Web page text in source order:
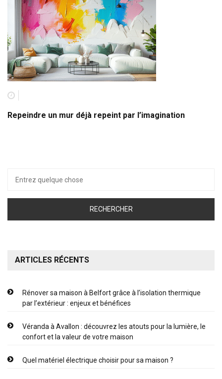
Repeindre un mur déjà repeint par l’imagination
pour :
ARTICLES RÉCENTS
Rénover sa maison à Belfort grâce à l’isolation thermique
par l’extérieur : enjeux et bénéfices
Véranda à Avallon : découvrez les atouts pour la lumière, le
confort et la valeur de votre maison
Quel matériel électrique choisir pour sa maison ?